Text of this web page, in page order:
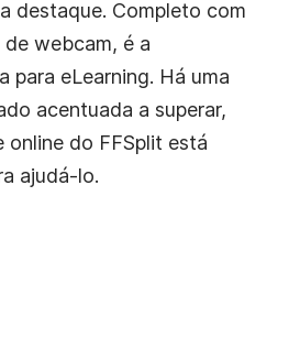
destaque. Completo com
webcam, é a
para eLearning. Há uma
acentuada a superar,
online do FFSplit está
ajudá-lo.